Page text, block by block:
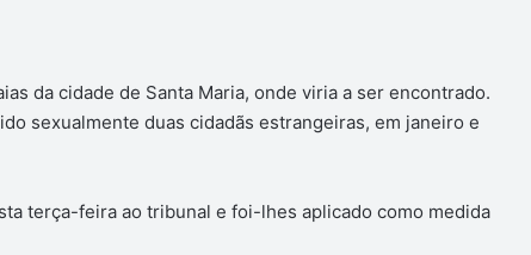
da cidade de Santa Maria, onde viria a ser encontrado.
sexualmente duas cidadãs estrangeiras, em janeiro e
terça-feira ao tribunal e foi-lhes aplicado como medida